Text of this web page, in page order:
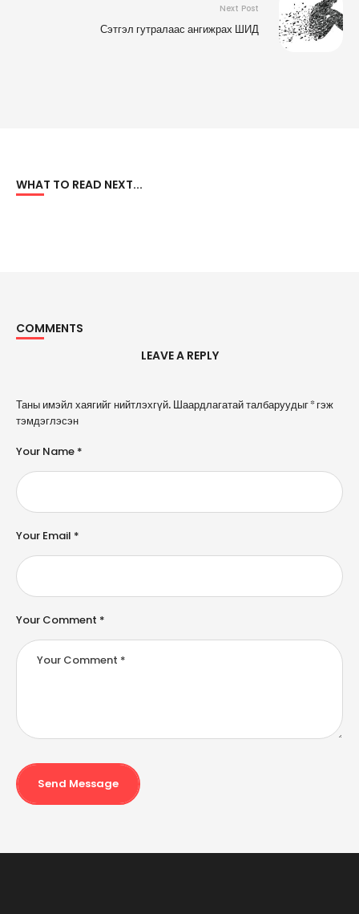
Next Post
Сэтгэл гутралаас ангижрах ШИД
WHAT TO READ NEXT...
COMMENTS
LEAVE A REPLY
Таны имэйл хаягийг нийтлэхгүй. Шаардлагатай талбаруудыг*гэж
тэмдэглэсэн
Your Comment *
Your Name *
Your Email *
Send Message
A
l
e
n
a
ti
e